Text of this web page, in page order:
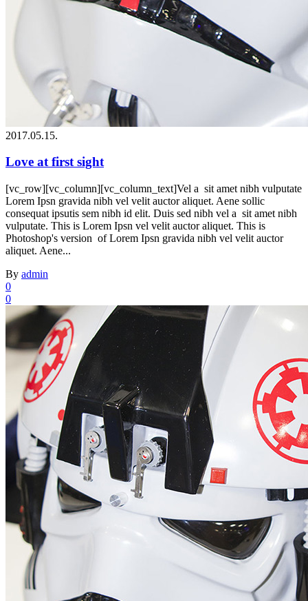
2017.05.15.
Love at first sight
[vc_row][vc_column][vc_column_text]Vel a sit amet nibh vulputate
Lorem Ipsn gravida nibh vel velit auctor aliquet. Aene sollic
consequat ipsutis sem nibh id elit. Duis sed nibh vel a sit amet nibh
vulputate. This is Lorem Ipsn vel velit auctor aliquet. This is
Photoshop's version of Lorem Ipsn gravida nibh vel velit auctor
aliquet. Aene...
By admin
0
0